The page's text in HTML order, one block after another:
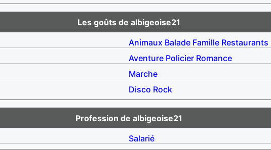
Les goûts de albigeoise21
Animaux Balade Famille Restaurants
Aventure Policier Romance
Marche
Disco Rock
Profession de albigeoise21
Salarié